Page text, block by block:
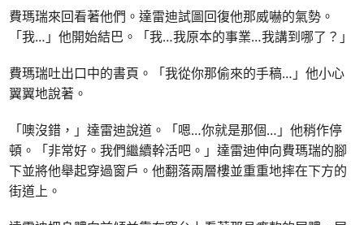
費瑪瑞來回看著他們。達雷迪試圖回復他那威嚇的氣勢。
「我…」他開始結巴。「我…我原本的事業…我講到哪了？」
費瑪瑞吐出口中的書頁。「我從你那偷來的手稿…」他小心
翼翼地說著。
「噢沒錯，」達雷迪說道。「嗯…你就是那個…」他稍作停
頓。「非常好。我們繼續幹活吧。」達雷迪伸向費瑪瑞的腳
下並將他舉起穿過窗戶。他翻落兩層樓並重重地摔在下方的
街道上。